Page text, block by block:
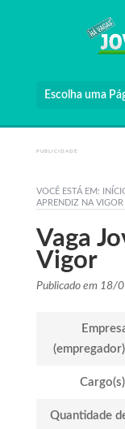
Escolha uma
PUBLICIDADE
VOCÊ ESTÁ EM:
APRENDIZ NA VIGOR
Vaga
Vigor
Publicado em 18/
Quantidade